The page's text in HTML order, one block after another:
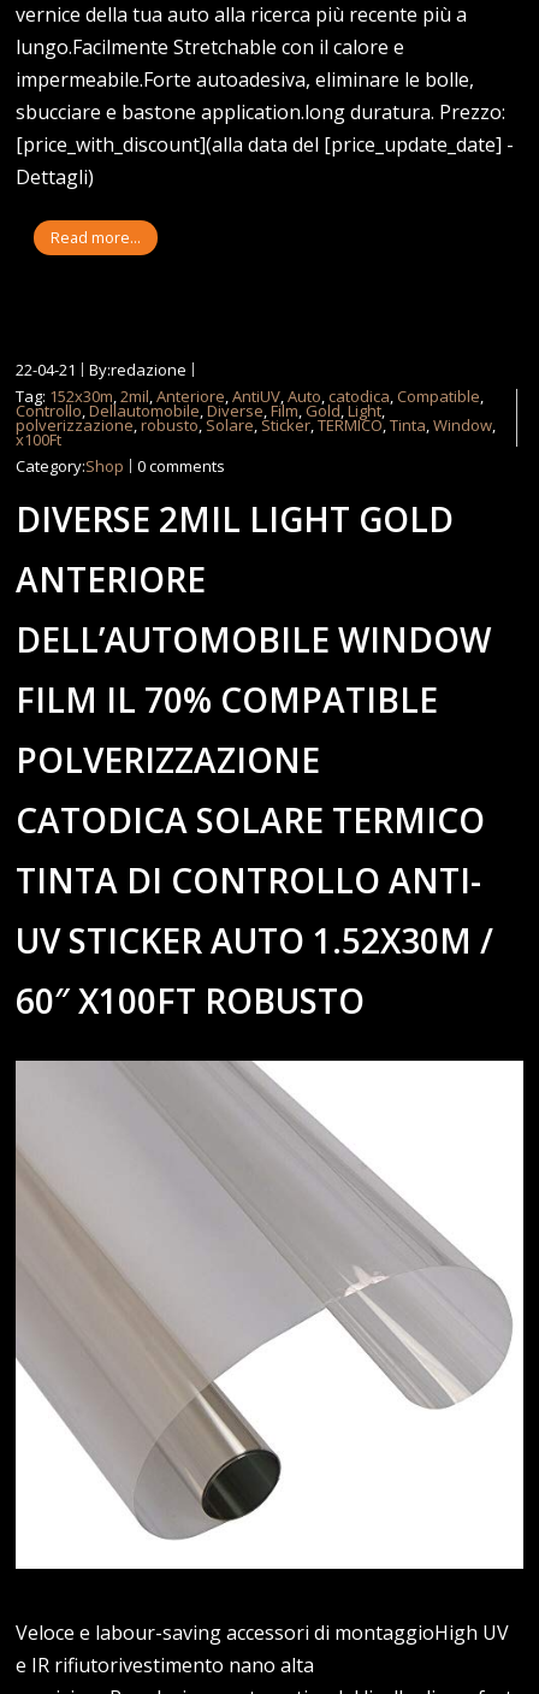
vernice della tua auto alla ricerca più recente più a
lungo.Facilmente Stretchable con il calore e
impermeabile.Forte autoadesiva, eliminare le bolle,
sbucciare e bastone application.long duratura. Prezzo:
[price_with_discount](alla data del [price_update_date] -
Dettagli)
Read more...
22-04-21
By:redazione
Tag: 152x30m,2mil,Anteriore,AntiUV,Auto, catodica, Compatible,
Controllo,Dellautomobile,Diverse,Film, Gold,Light,
polverizzazione,robusto, Solare, Sticker,TERMICO,Tinta,Window,
x100Ft
Category:Shop 0 comments
DIVERSE 2MIL LIGHT GOLD
ANTERIORE
DELL’AUTOMOBILE WINDOW
FILM IL 70% COMPATIBLE
POLVERIZZAZIONE
CATODICA SOLARE TERMICO
TINTA DI CONTROLLO ANTI-
UV STICKER AUTO 1.52X30M /
60″ X100FT ROBUSTO
Veloce e labour-saving accessori di montaggioHigh UV
e IR rifiutorivestimento nano alta